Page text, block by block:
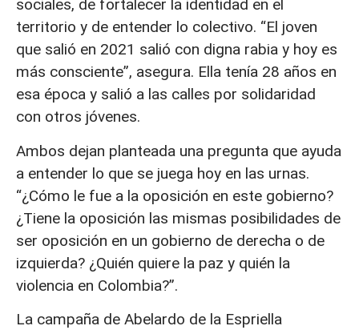
sociales, de fortalecer la identidad en el
territorio y de entender lo colectivo. “El joven
que salió en 2021 salió con digna rabia y hoy es
más consciente”, asegura. Ella tenía 28 años en
esa época y salió a las calles por solidaridad
con otros jóvenes.
Ambos dejan planteada una pregunta que ayuda
a entender lo que se juega hoy en las urnas.
“¿Cómo le fue a la oposición en este gobierno?
¿Tiene la oposición las mismas posibilidades de
ser oposición en un gobierno de derecha o de
izquierda? ¿Quién quiere la paz y quién la
violencia en Colombia?”.
La campaña de Abelardo de la Espriella